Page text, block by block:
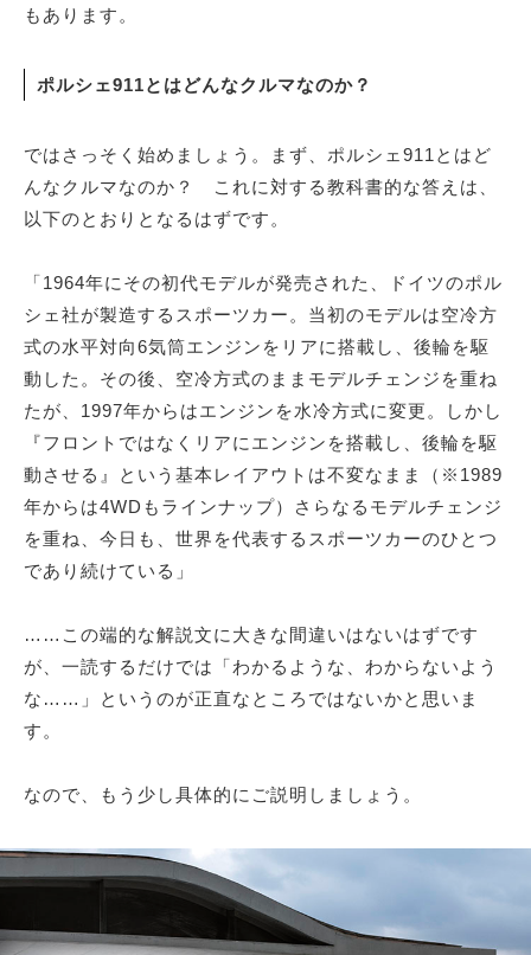
もあります。
ポルシェ911とはどんなクルマなのか？
ではさっそく始めましょう。まず、ポルシェ911とはど
んなクルマなのか？ これに対する教科書的な答えは、
以下のとおりとなるはずです。
「1964年にその初代モデルが発売された、ドイツのポル
シェ社が製造するスポーツカー。当初のモデルは空冷方
式の水平対向6気筒エンジンをリアに搭載し、後輪を駆
動した。その後、空冷方式のままモデルチェンジを重ね
たが、1997年からはエンジンを水冷方式に変更。しかし
『フロントではなくリアにエンジンを搭載し、後輪を駆
動させる』という基本レイアウトは不変なまま（※1989
年からは4WDもラインナップ）さらなるモデルチェンジ
を重ね、今日も、世界を代表するスポーツカーのひとつ
であり続けている」
……この端的な解説文に大きな間違いはないはずです
が、一読するだけでは「わかるような、わからないよう
な……」というのが正直なところではないかと思いま
す。
なので、もう少し具体的にご説明しましょう。